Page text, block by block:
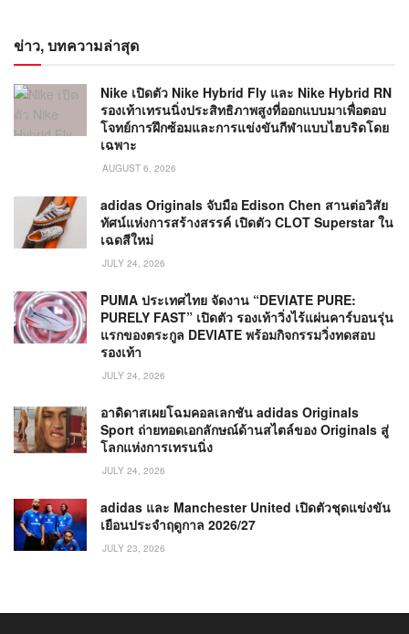
ข่าว, บทความล่าสุด
Nike เปิดตัว Nike Hybrid Fly และ Nike Hybrid RN
รองเท้าเทรนนิ่งประสิทธิภาพสูงที่ออกแบบมาเพื่อตอบ
โจทย์การฝึกซ้อมและการแข่งขันกีฬาแบบไฮบริดโดย
เฉพาะ
AUGUST 6, 2026
adidas Originals จับมือ Edison Chen สานต่อวิสัย
ทัศน์แห่งการสร้างสรรค์ เปิดตัว CLOT Superstar ใน
เฉดสีใหม่
JULY 24, 2026
PUMA ประเทศไทย จัดงาน “DEVIATE PURE:
PURELY FAST” เปิดตัว รองเท้าวิ่งไร้แผ่นคาร์บอนรุ่น
แรกของตระกูล DEVIATE พร้อมกิจกรรมวิ่งทดสอบ
รองเท้า
JULY 24, 2026
อาดิดาสเผยโฉมคอลเลกชัน adidas Originals
Sport ถ่ายทอดเอกลักษณ์ด้านสไตล์ของ Originals สู่
โลกแห่งการเทรนนิ่ง
JULY 24, 2026
adidas และ Manchester United เปิดตัวชุดแข่งขัน
เยือนประจำฤดูกาล 2026/27
JULY 23, 2026